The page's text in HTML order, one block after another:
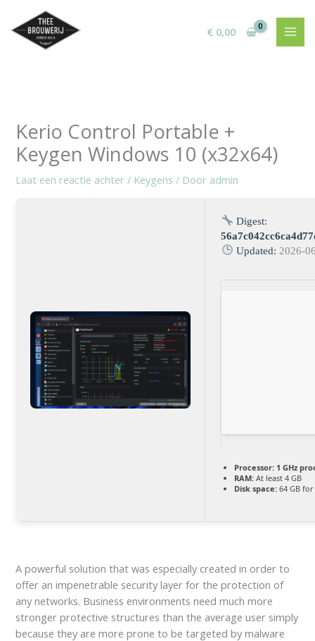
naar
€0,00
Kerio Control Portable +
Keygen Windows 10 (x32x64)
Laat een reactie achter / Keygens / Door admin
Digest:
Updated: 2026-
Processor: 1 GHz
RAM: At least 4 GB
Disk space: 64 GB
A powerful solution that was especially created in order to
offer an impenetrable security layer for the protection of
any networks. Business environments need much more
stronger protective structures than the average user simply
because they are more prone to be targeted by malware